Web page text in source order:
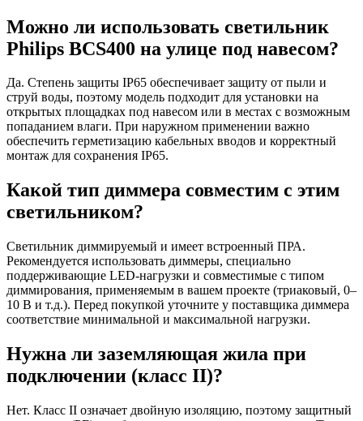
Можно ли использовать светильник
Philips BCS400 на улице под навесом?
Да. Степень защиты IP65 обеспечивает защиту от пыли и
струй воды, поэтому модель подходит для установки на
открытых площадках под навесом или в местах с возможным
попаданием влаги. При наружном применении важно
обеспечить герметизацию кабельных вводов и корректный
монтаж для сохранения IP65.
Какой тип диммера совместим с этим
светильником?
Светильник диммируемый и имеет встроенный ПРА.
Рекомендуется использовать диммеры, специально
поддерживающие LED-нагрузки и совместимые с типом
диммирования, применяемым в вашем проекте (триаковый, 0–
10 В и т.д.). Перед покупкой уточните у поставщика диммера
соответствие минимальной и максимальной нагрузки.
Нужна ли заземляющая жила при
подключении (класс II)?
Нет. Класс II означает двойную изоляцию, поэтому защитный